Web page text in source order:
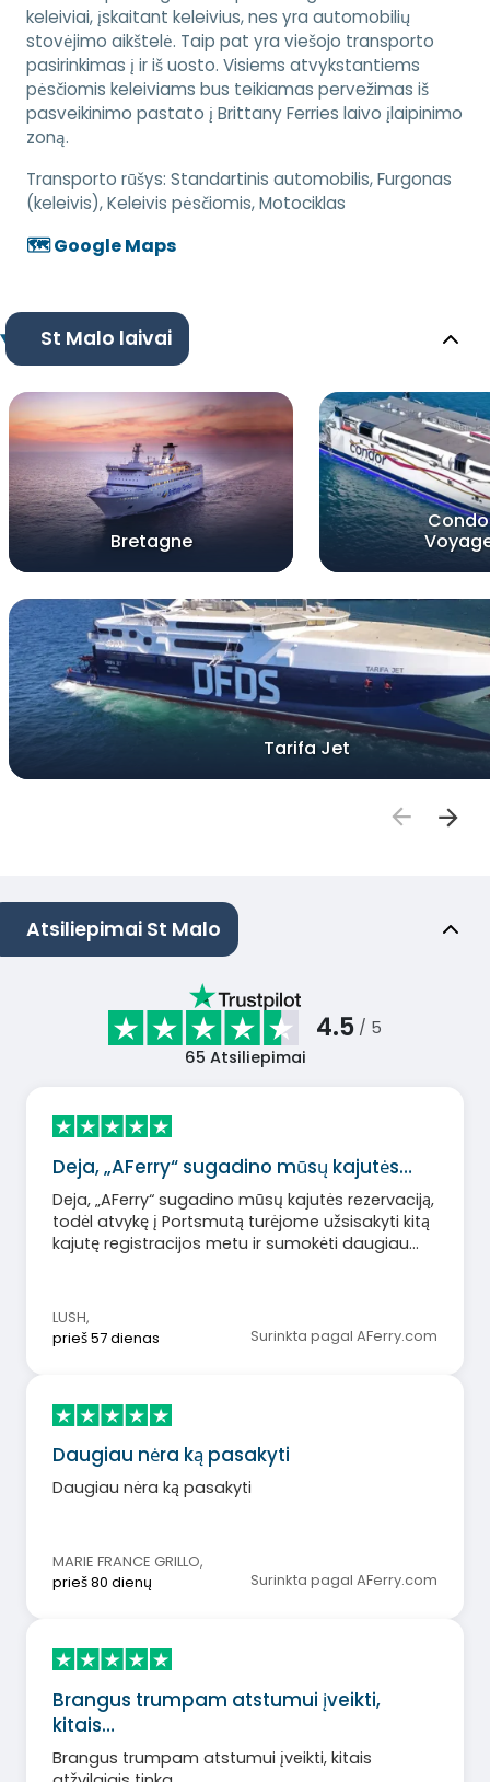
keleiviai, įskaitant keleivius, nes yra automobilių
stovėjimo aikštelė. Taip pat yra viešojo transporto
pasirinkimas į ir iš uosto. Visiems atvykstantiems
pėsčiomis keleiviams bus teikiamas pervežimas iš
pasveikinimo pastato į Brittany Ferries laivo įlaipinimo
zoną.
Transporto rūšys: Standartinis automobilis, Furgonas
(keleivis), Keleivis pėsčiomis, Motociklas
🗺️ Google Maps
St Malo laivai
Bretagne
Tarifa Jet
Atsiliepimai St Malo
4.5 / 5
65 Atsiliepimai
Deja, „AFerry“ sugadino mūsų kajutės…
Deja, „AFerry“ sugadino mūsų kajutės rezervaciją,
todėl atvykę į Portsmutą turėjome užsisakyti kitą
kajutę registracijos metu ir sumokėti daugiau
LUSH,
prieš 57 dienas
Surinkta pagal AFerry.com
Daugiau nėra ką pasakyti
Daugiau nėra ką pasakyti
MARIE FRANCE GRILLO,
prieš 80 dienų
Surinkta pagal AFerry.com
Brangus trumpam atstumui įveikti,
kitais…
Brangus trumpam atstumui įveikti, kitais